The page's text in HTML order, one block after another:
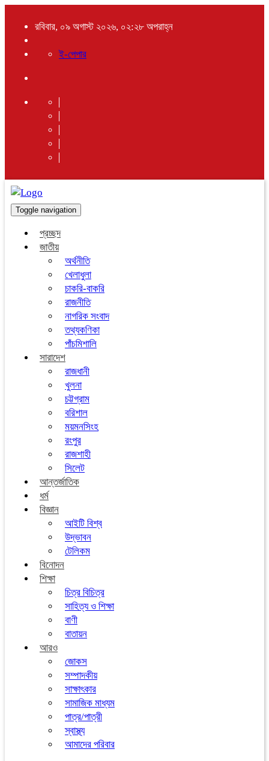
রবিবার, ০৯ অগাস্ট ২০২৬, ০২:২৮ অপরাহ্ন
ই-পেপার
Toggle navigation
প্রচ্ছদ
জাতীয়
অর্থনীতি
খেলাধুলা
চাকরি-বাকরি
রাজনীতি
নাগরিক সংবাদ
তথ্যকণিকা
পাঁচমিশালি
সারাদেশ
রাজধানী
খুলনা
চট্টগ্রাম
বরিশাল
ময়মনসিংহ
রংপুর
রাজশাহী
সিলেট
আন্তর্জাতিক
ধর্ম
বিজ্ঞান
আইটি বিশ্ব
উদ্ভাবন
টেলিকম
বিনোদন
শিক্ষা
চিত্র বিচিত্র
সাহিত্য ও শিক্ষা
বাণী
বাতায়ন
আরও
জোকস
সম্পাদকীয়
সাক্ষাৎকার
সামাজিক মাধ্যম
পাত্র/পাত্রী
স্বাস্থ্য
আমাদের পরিবার